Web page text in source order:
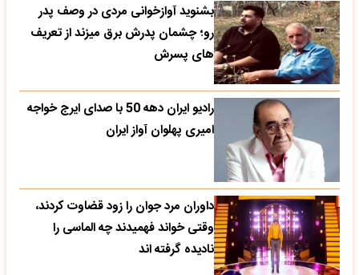
بشنوید آوازخوانی مردی در وصف پدر
رو؛ چشمان پدرش برق میزند از تعریف
های پسرش
رادیو ایران دهه 50 با صدای ایرج خواجه
امیری پهلوان آواز ایران
داوران مرد جوان را زود قضاوت کردند،
وقتی خواند فهمیدند چه الماسی را
نادیده گرفته اند